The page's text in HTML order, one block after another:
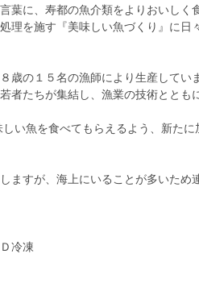
葉に、寿都の魚介類をよりおいしく
理を施す『美味しい魚づくり』に日
の１５名の漁師により生産していま
者たちが集結し、漁業の技術ととも
い魚を食べてもらえるよう、新たに
ますが、海上にいることが多いため
冷凍